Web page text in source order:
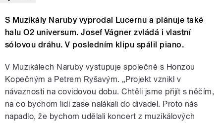
S Muzikály Naruby vyprodal Lucernu a plánuje také
halu O2 universum. Josef Vágner zvládá i vlastní
sólovou dráhu. V posledním klipu spálil piano.
V Muzikálech Naruby vystupuje společně s Honzou
Kopečným a Petrem Ryšavým. „Projekt vznikl v
návaznosti na covidovou dobu. Chtěli jsme přijít s něčím,
na co bychom lidi zase nalákali do divadel. Proto nás
napadlo, že bychom udělali koncert z muzikálových